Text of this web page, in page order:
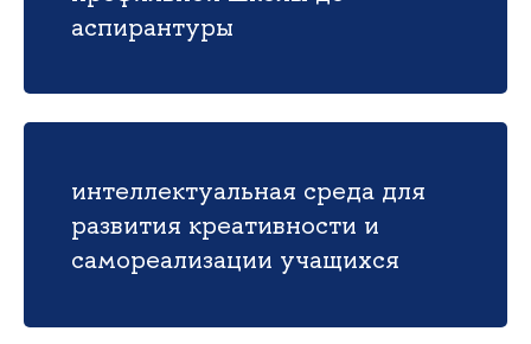
аспирантуры
интеллектуальная среда для
развития креативности и
самореализации учащихся